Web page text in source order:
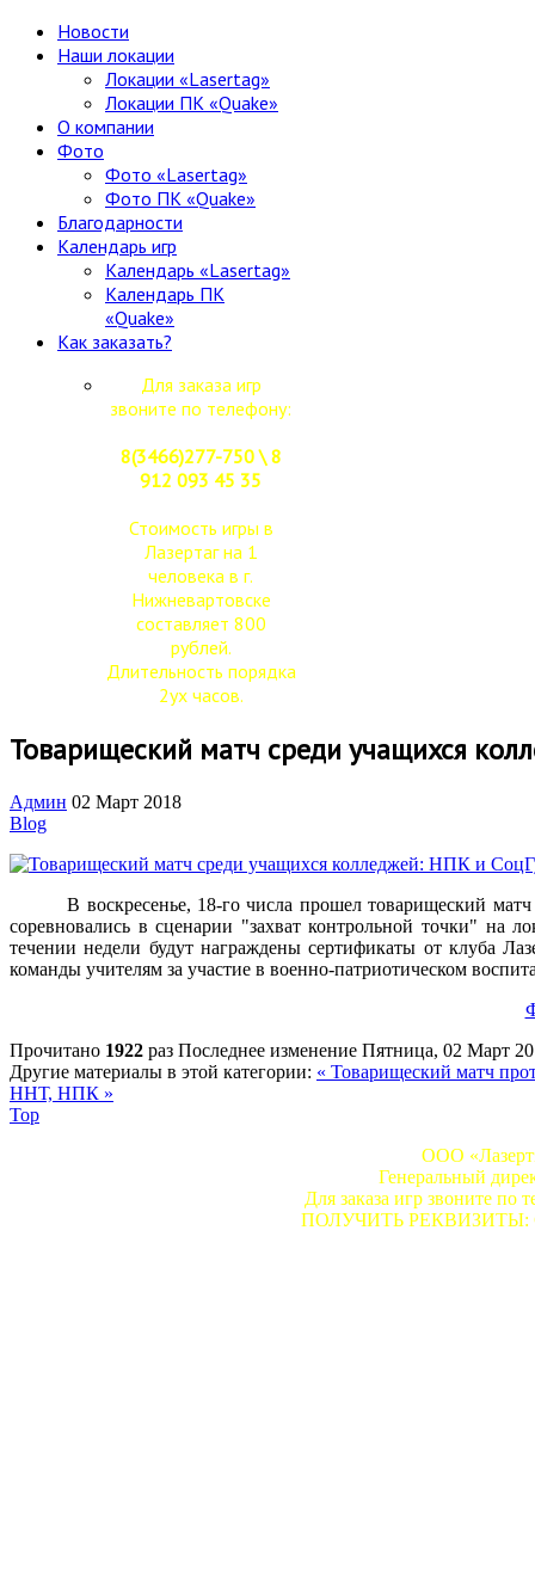
Новости
Наши локации
Локации «Lasertag»
Локации ПК «Quake»
О компании
Фото
Фото «Lasertag»
Фото ПК «Quake»
Благодарности
Календарь игр
Календарь «Lasertag»
Календарь ПК
«Quake»
Как заказать?
Для заказа игр
звоните по телефону:
8(3466)277-750 \ 8
912 093 45 35
Стоимость игры в
Лазертаг на 1
человека в г.
Нижневартовске
составляет 800
рублей.
Длительность порядка
2ух часов.
Товарищеский матч среди учащихся
Админ 02 Март 2018
Blog
В воскресенье, 18-го числа прошел товарищеский матч
соревновались в сценарии "захват контрольной точки" на
течении недели будут награждены сертификаты от клуба
команды учителям за участие в военно-патриотическом
Прочитано 1922 раз Последнее изменение Пятница, 02 Март
Другие материалы в этой категории: « Товарищеский матч
ННТ, НПК »
Top
ООО
Генеральный
Для заказа игр звоните по
ПОЛУЧИТЬ РЕКВИЗИТЫ: